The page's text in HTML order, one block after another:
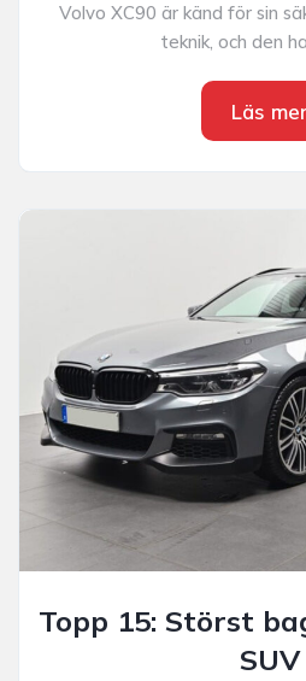
Volvo XC90 är känd för sin
teknik, och den
Läs mer
Topp 15: Störst
SUV